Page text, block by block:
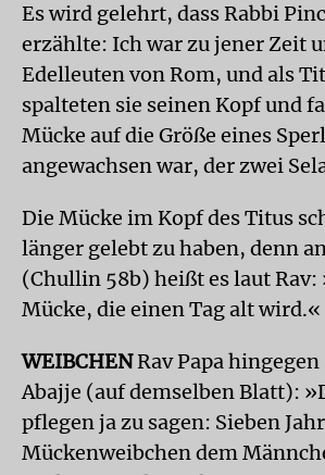
Es wird gelehrt, dass Rabbi
erzählte: Ich war zu jener Zeit
Edelleuten von Rom, und als
spalteten sie seinen Kopf und
Mücke auf die Größe eines
angewachsen war, der zwei
Die Mücke im Kopf des Titus
länger gelebt zu haben, denn
(Chullin 58b) heißt es laut Rav:
Mücke, die einen Tag alt wird.«
WEIBCHENRav Papa
Abajje (auf demselben Blatt):
pflegen ja zu sagen: Sieben
Mückenweibchen dem